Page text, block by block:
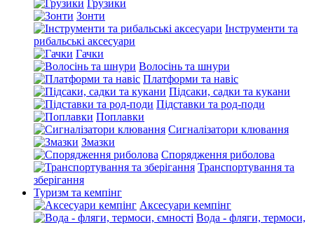
Грузики
Зонти
Інструменти та
рибальські аксесуари
Гачки
Волосінь та шнури
Платформи та навіс
Підсаки, садки та кукани
Підставки та род-поди
Поплавки
Сигналізатори клювання
Змазки
Спорядження риболова
Транспортування та
зберігання
Туризм та кемпінг
Аксесуари кемпінг
Вода - фляги, термоси,